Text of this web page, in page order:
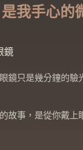
我手心的
鏡
鏡只是幾分鐘的驗
故事，是從你戴上